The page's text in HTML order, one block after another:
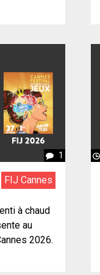
1
FIJ Cannes
à chaud
au
2026.